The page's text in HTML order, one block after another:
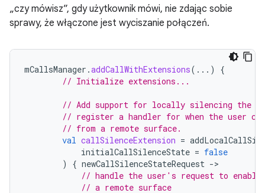
„czy mówisz”, gdy użytkownik mówi, nie zdając sobie
sprawy, że włączone jest wyciszanie połączeń.
mCallsManager .addCallWithExtensions(...)
{
// Initialize extensions...
// Add support for locally silencing the
// register a handler for when the user
// from a remote surface.
val callSilenceExtension =
initialCallSilenceState = false
)
{ newCallSilenceStateRequest -
// handle the user's request to
// a remote surface